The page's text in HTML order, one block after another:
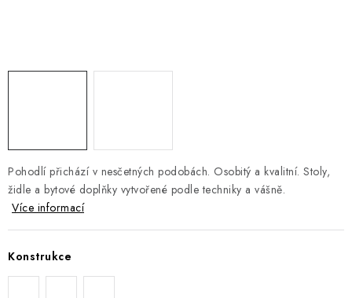
Pohodlí přichází v nesčetných podobách. Osobitý a kvalitní. Stoly,
židle a bytové doplňky vytvořené podle techniky a vášně.
Více informací
Konstrukce